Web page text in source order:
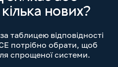
нових?
таблицею відповідності
потрібно обрати, щоб
спрощеної системи.